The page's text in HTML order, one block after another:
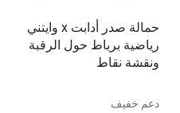
حمالة صدر أدابت x وايتني
رياضية برباط حول الرقبة
ونقشة نقاط
دعم خفيف